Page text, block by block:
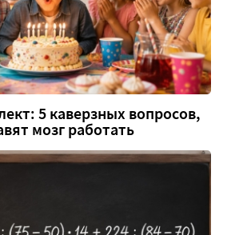
5 каверзных вопросов,
мозг работать